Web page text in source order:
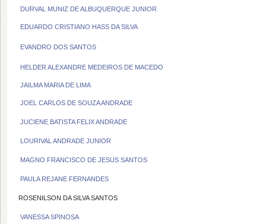
DURVAL MUNIZ DE ALBUQUERQUE JUNIOR
EDUARDO CRISTIANO HASS DA SILVA
EVANDRO DOS SANTOS
HELDER ALEXANDRE MEDEIROS DE MACEDO
JAILMA MARIA DE LIMA
JOEL CARLOS DE SOUZA ANDRADE
JUCIENE BATISTA FELIX ANDRADE
LOURIVAL ANDRADE JUNIOR
MAGNO FRANCISCO DE JESUS SANTOS
PAULA REJANE FERNANDES
ROSENILSON DA SILVA SANTOS
VANESSA SPINOSA